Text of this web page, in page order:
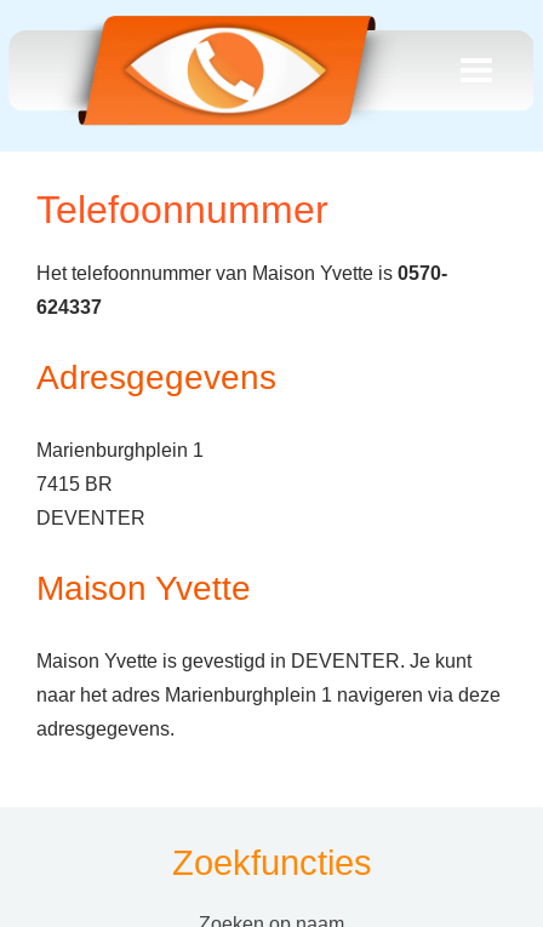
Telefoonnummer
Het telefoonnummer van Maison Yvette is 0570-
624337
Adresgegevens
Marienburghplein 1
7415 BR
DEVENTER
Maison Yvette
Maison Yvette is gevestigd in DEVENTER. Je kunt
naar het adres Marienburghplein 1 navigeren via deze
adresgegevens.
Zoekfuncties